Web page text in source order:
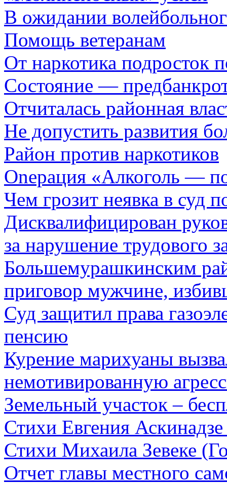
В ожидании
Помощь ветеранам
От наркотика подросток
Состояние —
Отчиталась районная
Не допустить развития
Район против наркотиков
Onерация «Алкоголь —
Чем грозит неявка в суд
Дисквалифицирован
за нарушение трудового
Большемурашкинским
приговор мужчине,
Суд защитил права
пенсию
Курение марихуаны
немотивированную
Земельный участок –
Стихи Евгения
Стихи Михаила Зевеке
Отчет главы местного